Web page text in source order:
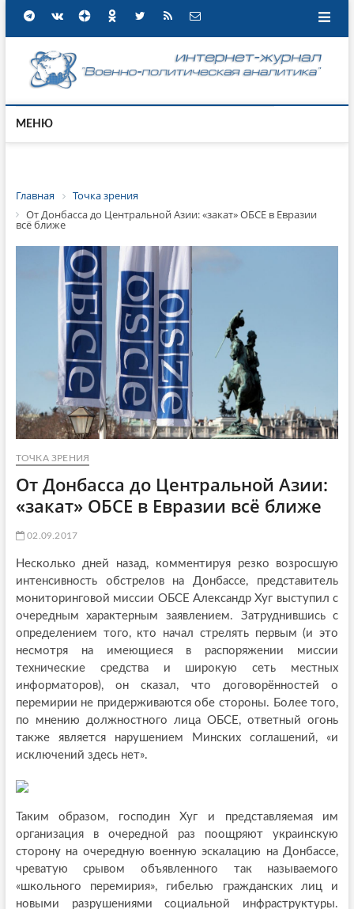
МЕНЮ
Главная
Точка зрения
От Донбасса до Центральной Азии: «закат» ОБСЕ в Евразии
всё ближе
ТОЧКА ЗРЕНИЯ
От Донбасса до Центральной Азии:
«закат» ОБСЕ в Евразии всё ближе
02.09.2017
Несколько дней назад, комментируя резко возросшую
интенсивность обстрелов на Донбассе, представитель
мониторинговой миссии ОБСЕ Александр Хуг выступил с
очередным характерным заявлением. Затруднившись с
определением того, кто начал стрелять первым (и это
несмотря на имеющиеся в распоряжении миссии
технические средства и широкую сеть местных
информаторов), он сказал, что договорённостей о
перемирии не придерживаются обе стороны. Более того,
по мнению должностного лица ОБСЕ, ответный огонь
также является нарушением Минских соглашений, «и
исключений здесь нет».
Таким образом, господин Хуг и представляемая им
организация в очередной раз поощряют украинскую
сторону на очередную военную эскалацию на Донбассе,
чреватую срывом объявленного так называемого
«школьного перемирия», гибелью гражданских лиц и
новыми разрушениями социальной инфраструктуры.